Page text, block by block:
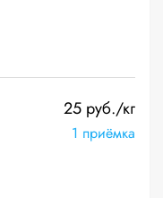
25 руб./кг
1 приёмка